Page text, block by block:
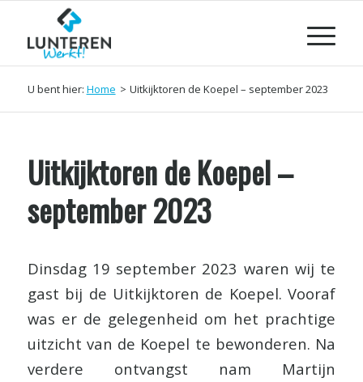
U bent hier: Home > Uitkijktoren de Koepel – september 2023
Uitkijktoren de Koepel –
september 2023
Dinsdag 19 september 2023 waren wij te
gast bij de Uitkijktoren de Koepel. Vooraf
was er de gelegenheid om het prachtige
uitzicht van de Koepel te bewonderen. Na
verdere ontvangst nam Martijn